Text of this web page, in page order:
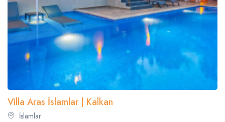
Villa Aras İslamlar | Kalkan
İslamlar